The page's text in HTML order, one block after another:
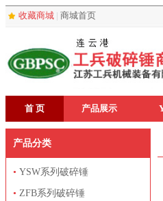
收藏商城 | 商城首页
首 页 产品展示
产品分类
• YSW系列破碎锤
• ZFB系列破碎锤